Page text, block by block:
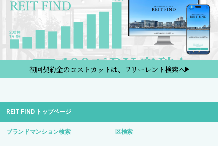
初回契約金のコストカットは、フリーレント検索へ
REIT FIND トップページ
ブランドマンション検索 区検索